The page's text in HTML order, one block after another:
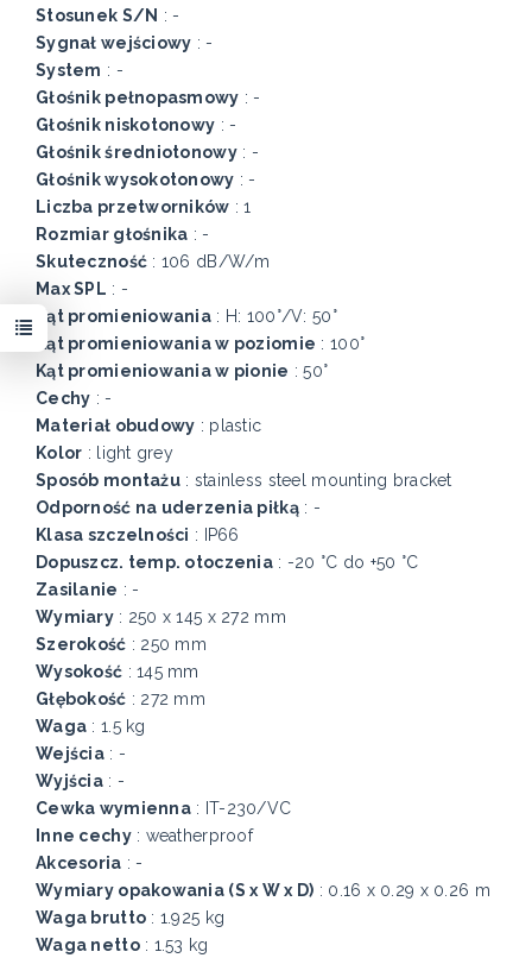
Stosunek S/N : -
Sygnał wejściowy : -
System : -
Głośnik pełnopasmowy : -
Głośnik niskotonowy : -
Głośnik średniotonowy: -
Głośnik wysokotonowy : -
Liczba przetworników : 1
Rozmiar głośnika : -
Skuteczność : 106 dB/W/m
Max SPL : -
Kąt promieniowania : H: 100°/V: 50°
Kąt promieniowania w poziomie : 100°
Kąt promieniowania w pionie : 50°
Cechy : -
Materiał obudowy : plastic
Kolor : light grey
Sposób montażu: stainless steel mounting bracket
Odporność na uderzenia piłką: -
Klasa szczelności : IP66
Dopuszcz. temp. otoczenia : -20 °C do +50 °C
Zasilanie : -
Wymiary: 250 x 145 x 272 mm
Szerokość : 250 mm
Wysokość : 145 mm
Głębokość : 272 mm
Waga : 1.5 kg
Wejścia: -
Wyjścia: -
Cewka wymienna: IT-230/VC
Inne cechy: weatherproof
Akcesoria : -
Wymiary opakowania (S x W x D) : 0.16 x 0.29 x 0.26 m
Waga brutto : 1.925 kg
Waga netto: 1.53 kg